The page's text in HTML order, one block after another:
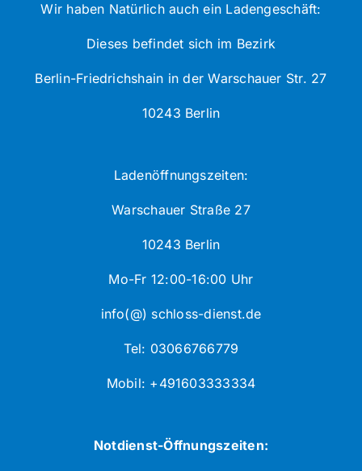
Wir haben Natürlich auch ein Ladengeschäft:
Dieses befindet sich im Bezirk
Berlin-Friedrichshain in der Warschauer Str. 27
10243 Berlin
Ladenöffnungszeiten:
Warschauer Straße 27
10243 Berlin
Mo-Fr 12:00-16:00 Uhr
info(@) schloss-dienst.de
Tel: 03066766779
Mobil: +491603333334
Notdienst-Öffnungszeiten: